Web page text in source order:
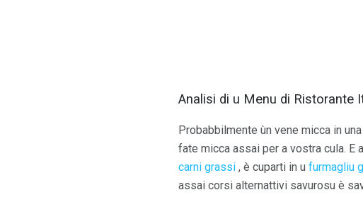
Analisi di u Menu di Ristorante
Probabbilmente ùn vene micca in
fate micca assai per a vostra cula. E a
carni grassi , è cuparti in u furmagliu
assai corsi alternattivi savurosu è